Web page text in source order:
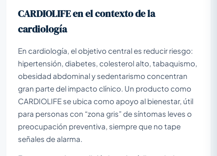
CARDIOLIFE en el contexto de la
cardiología
En cardiología, el objetivo central es reducir riesgo:
hipertensión, diabetes, colesterol alto, tabaquismo,
obesidad abdominal y sedentarismo concentran
gran parte del impacto clínico. Un producto como
CARDIOLIFE se ubica como apoyo al bienestar, útil
para personas con “zona gris” de síntomas leves o
preocupación preventiva, siempre que no tape
señales de alarma.